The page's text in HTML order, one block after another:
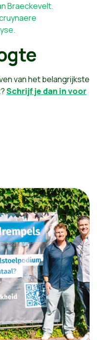
Braeckevelt.
van het belangrijkste
Schrijf je dan in voor